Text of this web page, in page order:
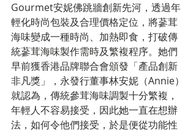
Gourmet安妮佛跳牆創新先河，透過年
輕化時尚包裝及合理價格定位，將蔘茸
海味變成一種時尚、加熱即食，打破傳
統蔘茸海味製作需時及繁複程序。她們
早前獲香港品牌聯合會頒發「產品創新
非凡獎」，永發行董事林安妮（Annie）
就認為，傳統參茸海味調製十分繁複，
年輕人不容易接受，因此她一直在想辦
法，如何令他們接受，於是便從功能性